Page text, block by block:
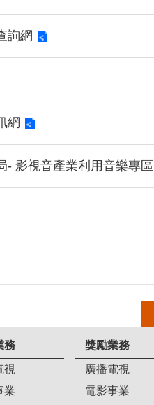
詢網
網
- 影視音產業利用音樂專區
務
視
業
獎勵業務
廣播電視
電影事業